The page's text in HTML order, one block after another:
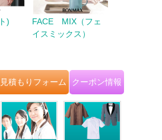
)
FACE MIX（フェ
イスミックス）
積もりフォーム クーポン情報